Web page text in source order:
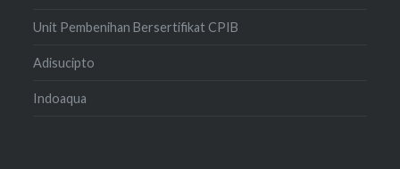
Unit Pembenihan Bersertifikat CPIB
Adisucipto
Indoaqua